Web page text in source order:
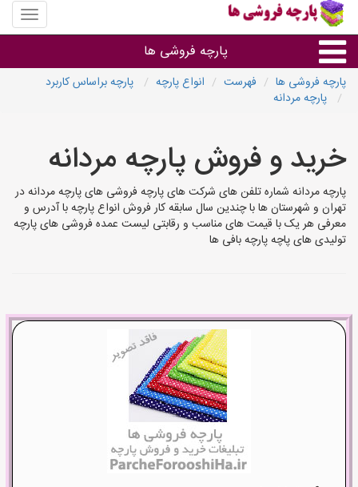
منوی
سایت
فروشی
پارچه فروشی ها
پارچه براساس رنگ طرح و کاربرد
پارچه فروشی های هر شهر
پارچه فروشی ها فهرست انواع پارچه
پارچه براساس کاربرد
پارچه مردانه
خرید و فروش پارچه مردانه
پارچه مردانه شماره تلفن های شرکت های پارچه فروشی های پارچه مردانه در
تهران و شهرستان ها با چندین سال سابقه کار فروش انواع پارچه با آدرس و
معرفی هر یک با قیمت های مناسب و رقابتی لیست عمده فروشی های پارچه
تولیدی های پاچه پارچه بافی ها